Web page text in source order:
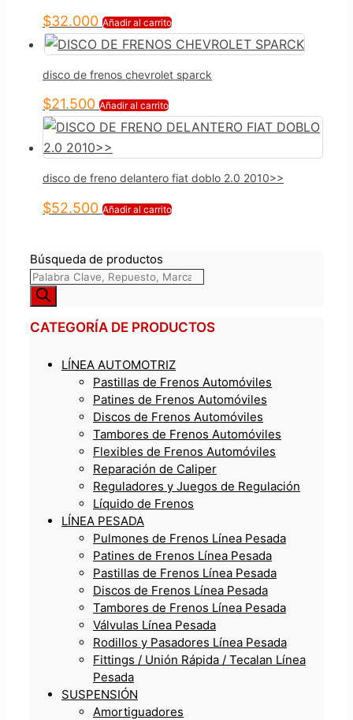
$32.000 Añadir al carrito
disco de frenos chevrolet sparck
$21.500 Añadir al carrito
disco de freno delantero fiat doblo 2.0 2010>>
$52.500 Añadir al carrito
Búsqueda de productos
CATEGORÍA DE PRODUCTOS
LÍNEA AUTOMOTRIZ
Pastillas de Frenos Automóviles
Patines de Frenos Automóviles
Discos de Frenos Automóviles
Tambores de Frenos Automóviles
Flexibles de Frenos Automóviles
Reparación de Caliper
Reguladores y Juegos de Regulación
Líquido de Frenos
LÍNEA PESADA
Pulmones de Frenos Línea Pesada
Patines de Frenos Línea Pesada
Pastillas de Frenos Línea Pesada
Discos de Frenos Línea Pesada
Tambores de Frenos Línea Pesada
Válvulas Línea Pesada
Rodillos y Pasadores Línea Pesada
Fittings / Unión Rápida / Tecalan Línea
Pesada
SUSPENSIÓN
Amortiguadores